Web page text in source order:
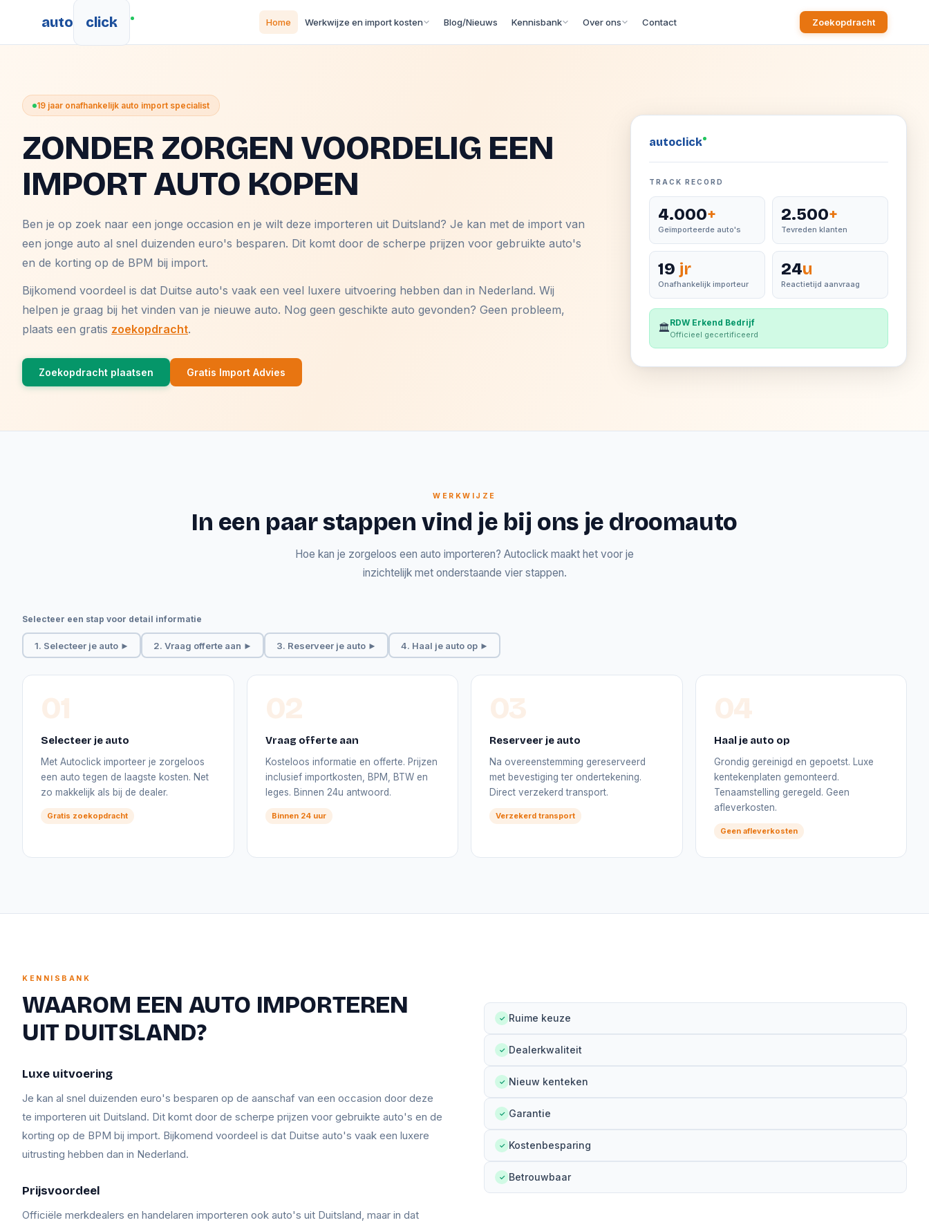
auto click Home Werkwijze en import kosten Blog/Nieuws Kennisbank Over ons Contact Zoekopdracht
19 jaar onafhankelijk auto import specialist
ZONDER ZORGEN VOORDELIG EEN
IMPORT AUTO KOPEN
Ben je op zoek naar een jonge occasion en je wilt deze importeren uit Duitsland? Je kan met de import van
een jonge auto al snel duizenden euro's besparen. Dit komt door de scherpe prijzen voor gebruikte auto's
en de korting op de BPM bij import.
Bijkomend voordeel is dat Duitse auto's vaak een veel luxere uitvoering hebben dan in Nederland. Wij
helpen je graag bij het vinden van je nieuwe auto. Nog geen geschikte auto gevonden? Geen probleem,
plaats een gratis zoekopdracht.
Zoekopdracht plaatsen Gratis Import Advies
autoclick
TRACK RECORD
4.000+
Geïmporteerde auto's
2.500+
Tevreden klanten
19 jr
Onafhankelijk importeur
24u
Reactietijd aanvraag
🏛️RDW Erkend Bedrijf
Officieel gecertificeerd
WERKWIJZE
In een paar stappen vind je bij ons je droomauto
Hoe kan je zorgeloos een auto importeren? Autoclick maakt het voor je
inzichtelijk met onderstaande vier stappen.
Selecteer een stap voor detail informatie
1. Selecteer je auto ► 2. Vraag offerte aan ► 3. Reserveer je auto ► 4. Haal je auto op ►
01
Selecteer je auto
Met Autoclick importeer je zorgeloos
een auto tegen de laagste kosten. Net
zo makkelijk als bij de dealer.
Gratis zoekopdracht
02
Vraag offerte aan
Kosteloos informatie en offerte. Prijzen
inclusief importkosten, BPM, BTW en
leges. Binnen 24u antwoord.
Binnen 24 uur
03
Reserveer je auto
Na overeenstemming gereserveerd
met bevestiging ter ondertekening.
Direct verzekerd transport.
Verzekerd transport
04
Haal je auto op
Grondig gereinigd en gepoetst. Luxe
kentekenplaten gemonteerd.
Tenaamstelling geregeld. Geen
afleverkosten.
Geen afleverkosten
KENNISBANK
WAAROM EEN AUTO IMPORTEREN
UIT DUITSLAND?
Luxe uitvoering
Je kan al snel duizenden euro's besparen op de aanschaf van een occasion door deze
te importeren uit Duitsland. Dit komt door de scherpe prijzen voor gebruikte auto's en de
korting op de BPM bij import. Bijkomend voordeel is dat Duitse auto's vaak een luxere
uitrusting hebben dan in Nederland.
Prijsvoordeel
Officiële merkdealers en handelaren importeren ook auto's uit Duitsland, maar in dat
✓ Ruime keuze
✓ Dealerkwaliteit
✓ Nieuw kenteken
✓ Garantie
✓ Kostenbesparing
✓ Betrouwbaar